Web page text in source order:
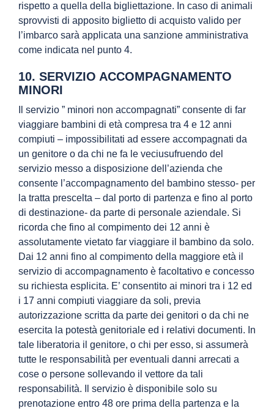
rispetto a quella della bigliettazione. In caso di animali
sprovvisti di apposito biglietto di acquisto valido per
l’imbarco sarà applicata una sanzione amministrativa
come indicata nel punto 4.
10. SERVIZIO ACCOMPAGNAMENTO
MINORI
Il servizio ” minori non accompagnati” consente di far
viaggiare bambini di età compresa tra 4 e 12 anni
compiuti – impossibilitati ad essere accompagnati da
un genitore o da chi ne fa le veciusufruendo del
servizio messo a disposizione dell’azienda che
consente l’accompagnamento del bambino stesso- per
la tratta prescelta – dal porto di partenza e fino al porto
di destinazione- da parte di personale aziendale. Si
ricorda che fino al compimento dei 12 anni è
assolutamente vietato far viaggiare il bambino da solo.
Dai 12 anni fino al compimento della maggiore età il
servizio di accompagnamento è facoltativo e concesso
su richiesta esplicita. E’ consentito ai minori tra i 12 ed
i 17 anni compiuti viaggiare da soli, previa
autorizzazione scritta da parte dei genitori o da chi ne
esercita la potestà genitoriale ed i relativi documenti. In
tale liberatoria il genitore, o chi per esso, si assumerà
tutte le responsabilità per eventuali danni arrecati a
cose o persone sollevando il vettore da tali
responsabilità. Il servizio è disponibile solo su
prenotazione entro 48 ore prima della partenza e la